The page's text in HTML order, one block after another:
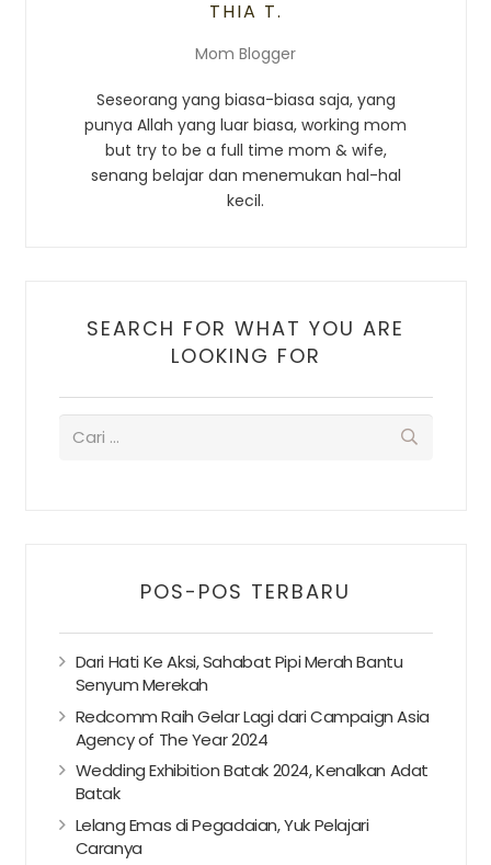
THIA T.
Mom Blogger
Seseorang yang biasa-biasa saja, yang
punya Allah yang luar biasa, working mom
but try to be a full time mom & wife,
senang belajar dan menemukan hal-hal
kecil.
SEARCH FOR WHAT YOU ARE
LOOKING FOR
POS-POS TERBARU
Dari Hati Ke Aksi, Sahabat Pipi Merah Bantu
Senyum Merekah
Redcomm Raih Gelar Lagi dari Campaign Asia
Agency of The Year 2024
Wedding Exhibition Batak 2024, Kenalkan Adat
Batak
Lelang Emas di Pegadaian, Yuk Pelajari
Caranya